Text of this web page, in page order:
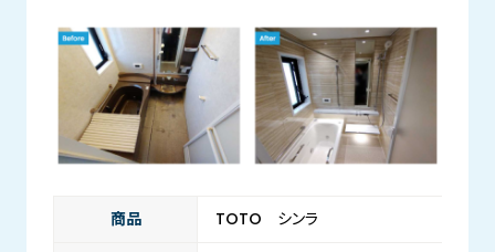
商品 TOTO シンラ